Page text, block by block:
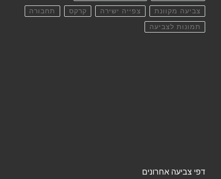
צביעה מקוונת צפייה ישירה קרקס תחבורה
תמונות לצביעה
דפי צביעה אחרונים